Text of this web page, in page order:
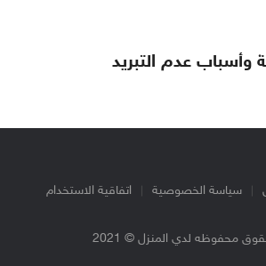
وأسباب عدم التبريد
سياسة الخصوصية اتفاقية الاستخدام
محفوظه لدي المنزل © 2021